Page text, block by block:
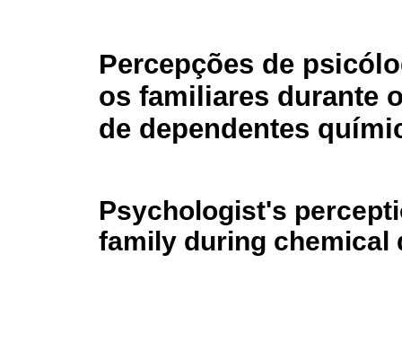
Percepções de
os familiares durante
de dependentes
Psychologist's
family during chemical